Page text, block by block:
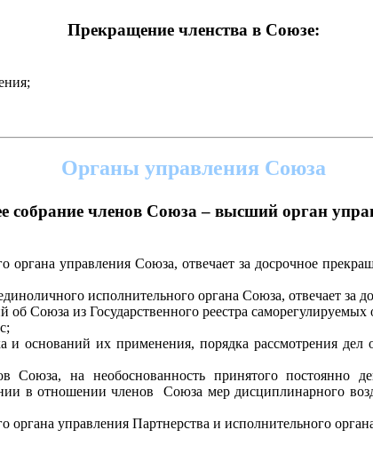
Прекращение членства в Союзе:
Органы управления Союза
собрание членов Союза – высший орган
органа управления Союза, отвечает за досрочное
исполнительного органа Союза, отвечает за
Союза из Государственного реестра саморегулируемых
и оснований их применения, порядка рассмотрения
Союза, на необоснованность принятого постоянно
в отношении членов Союза мер дисциплинарного
органа управления Партнерства и исполнительного